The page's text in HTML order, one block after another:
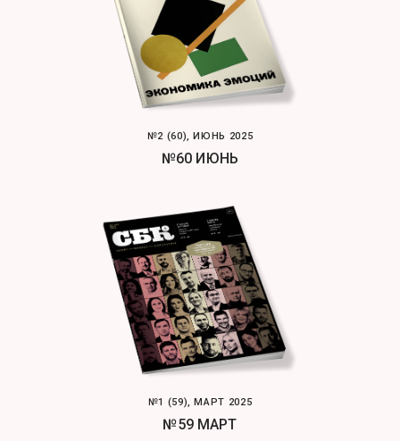
№2 (60), ИЮНЬ 2025
№60 ИЮНЬ
№1 (59), МАРТ 2025
№59 МАРТ